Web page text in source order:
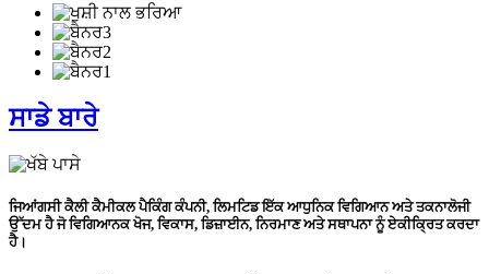
ਸਾਡੇ ਬਾਰੇ
ਜਿਆਂਗਸੀ ਕੈਲੀ ਕੈਮੀਕਲ ਪੈਕਿੰਗ ਕੰਪਨੀ, ਲਿਮਟਿਡ ਇੱਕ ਆਧੁਨਿਕ ਵਿਗਿਆਨ ਅਤੇ ਤਕਨਾਲੋਜੀ
ਉੱਦਮ ਹੈ ਜੋ ਵਿਗਿਆਨਕ ਖੋਜ, ਵਿਕਾਸ, ਡਿਜ਼ਾਈਨ, ਨਿਰਮਾਣ ਅਤੇ ਸਥਾਪਨਾ ਨੂੰ ਏਕੀਕ੍ਰਿਤ ਕਰਦਾ
ਹੈ।